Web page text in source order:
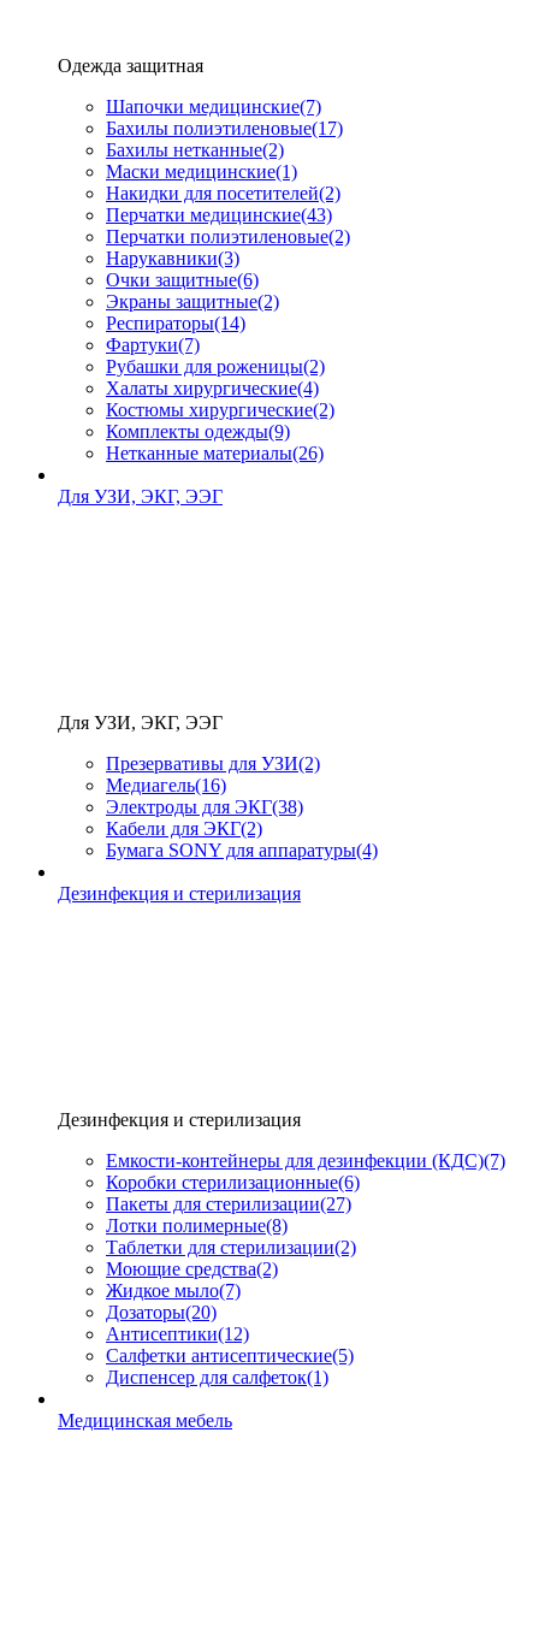
Одежда защитная
Шапочки медицинские(7)
Бахилы полиэтиленовые(17)
Бахилы нетканные(2)
Маски медицинские(1)
Накидки для посетителей(2)
Перчатки медицинские(43)
Перчатки полиэтиленовые(2)
Нарукавники(3)
Очки защитные(6)
Экраны защитные(2)
Рeспираторы(14)
Фартуки(7)
Рубашки для роженицы(2)
Халаты хирургические(4)
Костюмы хирургические(2)
Комплекты одежды(9)
Нетканные материалы(26)
Для УЗИ, ЭКГ, ЭЭГ
Для УЗИ, ЭКГ, ЭЭГ
Презервативы для УЗИ(2)
Медиагель(16)
Электроды для ЭКГ(38)
Кабели для ЭКГ(2)
Бумага SONY для аппаратуры(4)
Дезинфекция и стерилизация
Дезинфекция и стерилизация
Емкости-контейнеры для дезинфекции (КДС)(7)
Коробки стерилизационные(6)
Пакеты для стерилизации(27)
Лотки полимерные(8)
Таблетки для стерилизации(2)
Моющие средства(2)
Жидкое мыло(7)
Дозаторы(20)
Антисептики(12)
Салфетки антисептические(5)
Диспенсер для салфеток(1)
Медицинская мебель